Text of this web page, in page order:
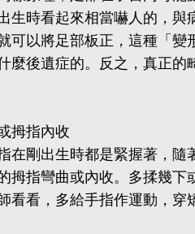
生時看起來相當嚇人的，
可以將足部板正，這種「
麼後遺症的。反之，真正
拇指內收
在剛出生時都是緊握著，
拇指彎曲或內收。多揉幾
看看，多給手指作運動，穿